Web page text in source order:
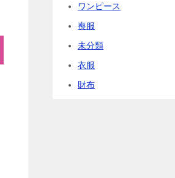
ワンピース
喪服
未分類
衣服
財布